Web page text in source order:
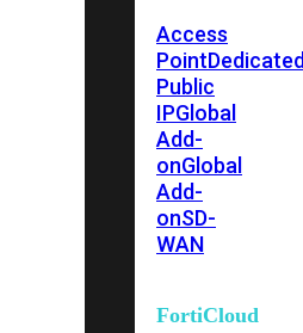
Access
PointDedicated
Public
IPGlobal
Add-
onGlobal
Add-
onSD-
WAN
FortiCloud